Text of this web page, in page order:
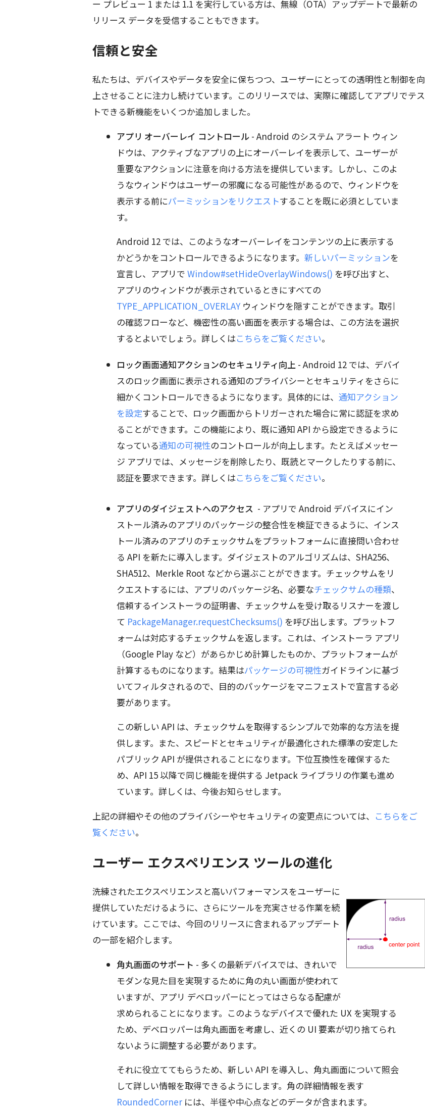
ー プレビュー 1 または 1.1 を実行している方は、無線（OTA）アップデートで最新の
リリース データを受信することもできます。
信頼と安全
私たちは、デバイスやデータを安全に保ちつつ、ユーザーにとっての透明性と制御を向
上させることに注力し続けています。このリリースでは、実際に確認してアプリでテス
トできる新機能をいくつか追加しました。
アプリ オーバーレイ コントロール - Android のシステム アラート ウィン
ドウは、アクティブなアプリの上にオーバーレイを表示して、ユーザーが
重要なアクションに注意を向ける方法を提供しています。しかし、このよ
うなウィンドウはユーザーの邪魔になる可能性があるので、ウィンドウを
表示する前にパーミッションをリクエストすることを既に必須としていま
す。
Android 12 では、このようなオーバーレイをコンテンツの上に表示する
かどうかをコントロールできるようになります。 新しいパーミッションを
宣言し、アプリで Window#setHideOverlayWindows() を呼び出すと、
アプリのウィンドウが表示されているときにすべての
TYPE_APPLICATION_OVERLAY ウィンドウを隠すことができます。取引
の確認フローなど、機密性の高い画面を表示する場合は、この方法を選択
するとよいでしょう。詳しくはこちらをご覧ください。
ロック画面通知アクションのセキュリティ向上 - Android 12 では、デバイ
スのロック画面に表示される通知のプライバシーとセキュリティをさらに
細かくコントロールできるようになります。具体的には、 通知アクション
を設定することで、ロック画面からトリガーされた場合に常に認証を求め
ることができます。この機能により、既に通知 API から設定できるように
なっている通知の可視性のコントロールが向上します。たとえばメッセー
ジ アプリでは、メッセージを削除したり、既読とマークしたりする前に、
認証を要求できます。詳しくはこちらをご覧ください。
アプリのダイジェストへのアクセス - アプリで Android デバイスにイン
ストール済みのアプリのパッケージの整合性を検証できるように、インス
トール済みのアプリのチェックサムをプラットフォームに直接問い合わせ
る API を新たに導入します。ダイジェストのアルゴリズムは、SHA256、
SHA512、Merkle Root などから選ぶことができます。チェックサムをリ
クエストするには、アプリのパッケージ名、必要なチェックサムの種類、
信頼するインストーラの証明書、チェックサムを受け取るリスナーを渡し
て PackageManager.requestChecksums() を呼び出します。プラットフ
ォームは対応するチェックサムを返します。これは、インストーラ アプリ
（Google Play など）があらかじめ計算したものか、プラットフォームが
計算するものになります。結果はパッケージの可視性ガイドラインに基づ
いてフィルタされるので、目的のパッケージをマニフェストで宣言する必
要があります。
この新しい API は、チェックサムを取得するシンプルで効率的な方法を提
供します。また、スピードとセキュリティが最適化された標準の安定した
パブリック API が提供されることになります。下位互換性を確保するた
め、API 15 以降で同じ機能を提供する Jetpack ライブラリの作業も進め
ています。詳しくは、今後お知らせします。
上記の詳細やその他のプライバシーやセキュリティの変更点については、 こちらをご
覧ください。
ユーザー エクスペリエンス ツールの進化
洗練されたエクスペリエンスと高いパフォーマンスをユーザーに
提供していただけるように、さらにツールを充実させる作業を続
けています。ここでは、今回のリリースに含まれるアップデート
の一部を紹介します。
角丸画面のサポート - 多くの最新デバイスでは、きれいで
モダンな見た目を実現するために角の丸い画面が使われて
いますが、アプリ デベロッパーにとってはさらなる配慮が
求められることになります。このようなデバイスで優れた UX を実現する
ため、デベロッパーは角丸画面を考慮し、近くの UI 要素が切り捨てられ
ないように調整する必要があります。
それに役立ててもらうため、新しい API を導入し、角丸画面について照会
して詳しい情報を取得できるようにします。角の詳細情報を表す
RoundedCorner には、半径や中心点などのデータが含まれます。